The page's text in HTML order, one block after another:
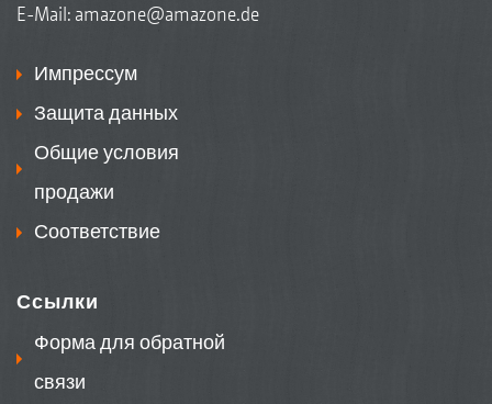
E-Mail: amazone@amazone.de
Импрессум
Защита данных
Общие условия
продажи
Соответствие
Ссылки
Форма для обратной
связи